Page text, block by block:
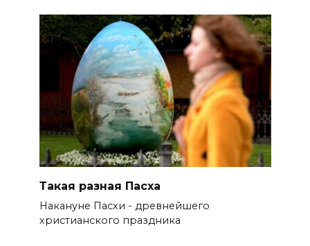
Такая разная Пасха
Накануне Пасхи - древнейшего
христианского праздника